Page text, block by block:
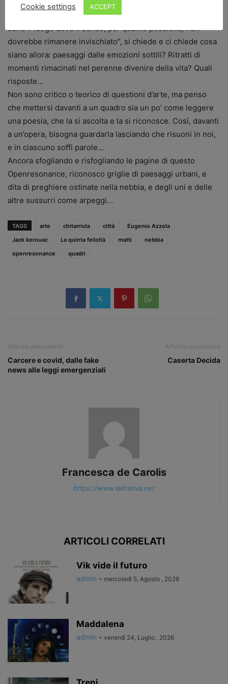
Ancora parlando di questi suoi lavori, Azzola, pensando
che “mi possano liberare da ogni apparato concettuale, e
sono il luogo dove il senso, per quanto possibile, non
dovrebbe rimanere invischiato”, si chiede e ci chiede cosa
siano allora: paesaggi dalle emozioni sottili? Ritratti di
momenti rimacinati nel perenne divenire della vita? Quali
risposte…
Non sono critico o teorico di questioni d’arte, ma penso
che mettersi davanti a un quadro sia un po’ come leggere
una poesia, che la si ascolta e la si riconosce. Così, davanti
a un’opera, bisogna guardarla lasciando che risuoni in noi,
e in ciascuno soffi parole…
Ancora sfogliando e risfogliando le pagine di questo
Openresonance, riconosco griglie di paesaggi urbani, e
dita di preghiere ostinate nella nebbia, e degli uni e delle
altre sussurri come arpeggi…
TAGS arte chitarrista città
Eugenio Azzola
Jack kerouac
La quinta felicità matti
nebbia
openresonance
quadri
Articolo precedente
Carcere e covid, dalle fake
news alle leggi emergenziali
Articolo successivo
Caserta Decida
Francesca de Carolis
https://www.laltrariva.net
ARTICOLI CORRELATI
Vik vide il futuro
admin - mercoledì 5, Agosto , 2026
Maddalena
admin - venerdì 24, Luglio , 2026
Cookie settings ACCEPT